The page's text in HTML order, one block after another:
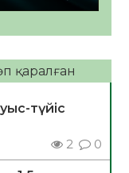
қаралған
түйіс
2 0